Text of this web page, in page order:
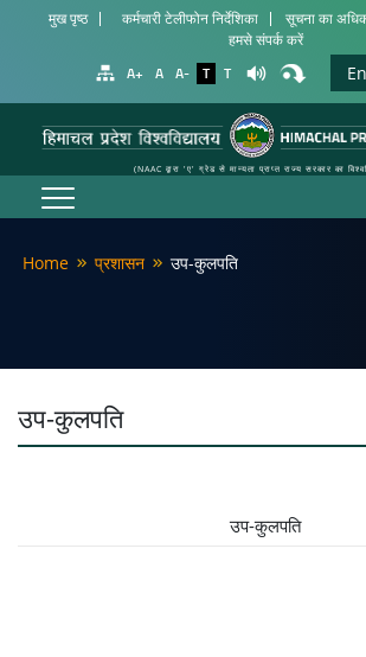
मुख पृष्ठ कर्मचारी टेलीफोन निर्देशिका सूचना का
हमसे संपर्क करें
A+
A A- T T
(NAAC द्वारा 'ए' ग्रेड से मान्यता प्राप्त राज्य सरकार का
Home प्रशासन
उप-कुलपति
उप-कुलपति
उप-कुलपति